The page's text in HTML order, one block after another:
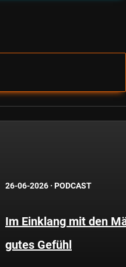
26-06-2026 · PODCAST
Im Einklang mit den
gutes Gefühl